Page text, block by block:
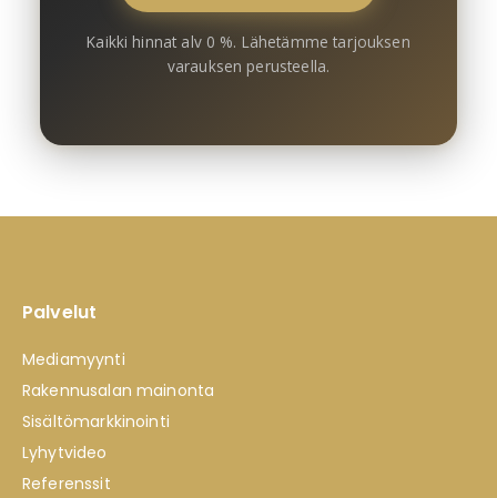
Kaikki hinnat alv 0 %. Lähetämme tarjouksen
varauksen perusteella.
Palvelut
Mediamyynti
Rakennusalan mainonta
Sisältömarkkinointi
Lyhytvideo
Referenssit